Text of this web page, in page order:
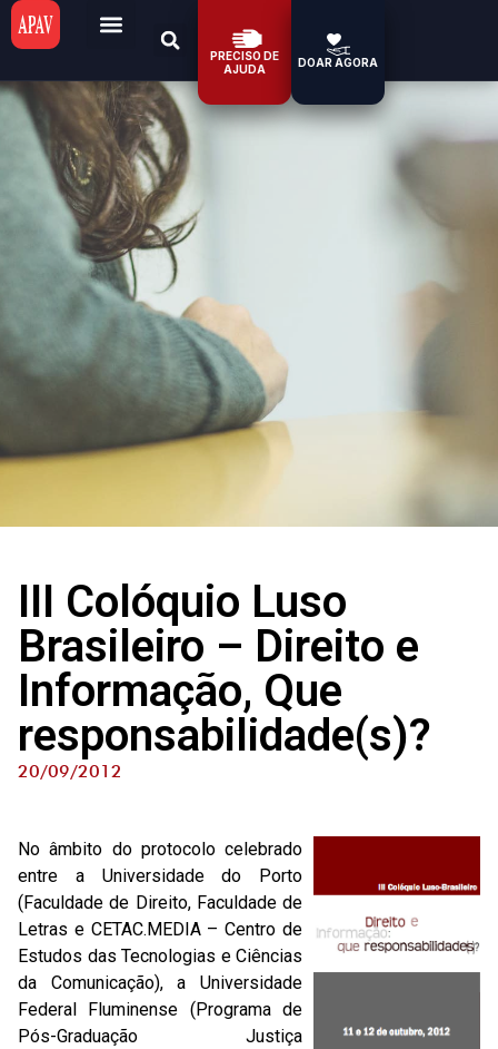
PRECISO DE
AJUDA
DOAR AGORA
III Colóquio Luso
Brasileiro – Direito e
Informação, Que
responsabilidade(s)?
20/09/2012
No âmbito do protocolo celebrado
entre a Universidade do Porto
(Faculdade de Direito, Faculdade de
Letras e CETAC.MEDIA – Centro de
Estudos das Tecnologias e Ciências
da Comunicação), a Universidade
Federal Fluminense (Programa de
Pós-Graduação Justiça